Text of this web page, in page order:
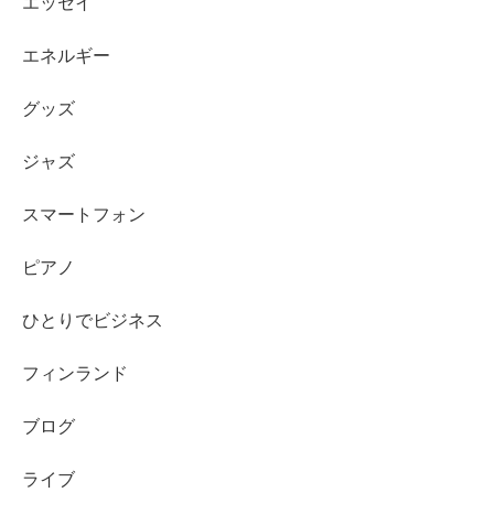
エネルギー
グッズ
ジャズ
スマートフォン
ピアノ
ひとりでビジネス
フィンランド
ブログ
ライブ